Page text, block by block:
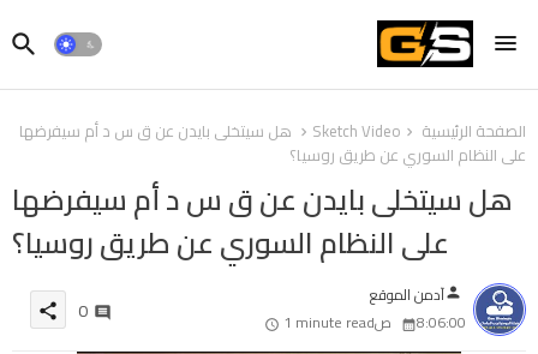
الصفحة الرئيسية Sketch Video
هل سيتخلى بايدن عن ق س د أم سيفرضها
على النظام السوري عن طريق روسيا؟
هل سيتخلى بايدن عن ق س د أم سيفرضها
على النظام السوري عن طريق روسيا؟
personآدمن الموقع
8:06:00 ص
1 minute read
0
share